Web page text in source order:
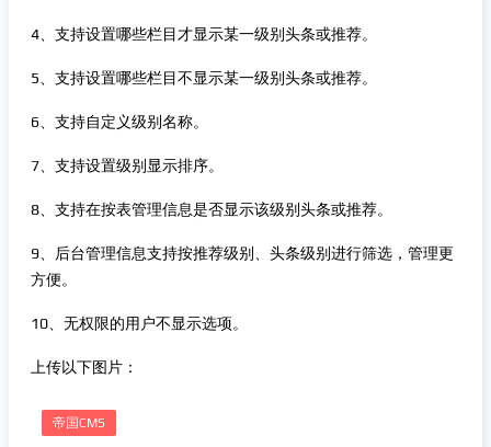
4、支持设置哪些栏目才显示某一级别头条或推荐。
5、支持设置哪些栏目不显示某一级别头条或推荐。
6、支持自定义级别名称。
7、支持设置级别显示排序。
8、支持在按表管理信息是否显示该级别头条或推荐。
9、后台管理信息支持按推荐级别、头条级别进行筛选，管理更
方便。
10、无权限的用户不显示选项。
上传以下图片：
帝国CMS